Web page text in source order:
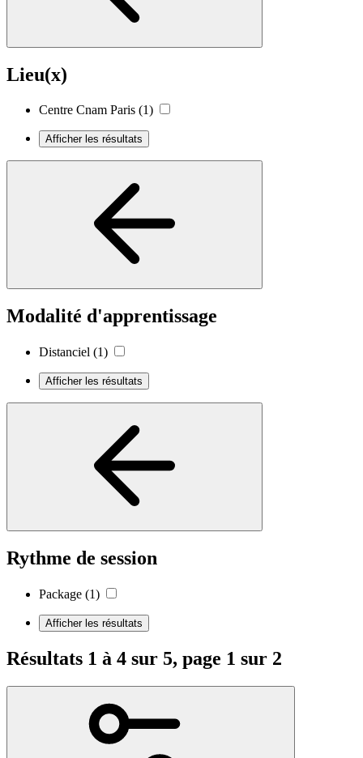
Lieu(x)
Centre Cnam Paris (1)
Afficher les résultats
Modalité d'apprentissage
Distanciel (1)
Afficher les résultats
Rythme de session
Package (1)
Afficher les résultats
Résultats 1 à 4 sur 5, page 1 sur 2